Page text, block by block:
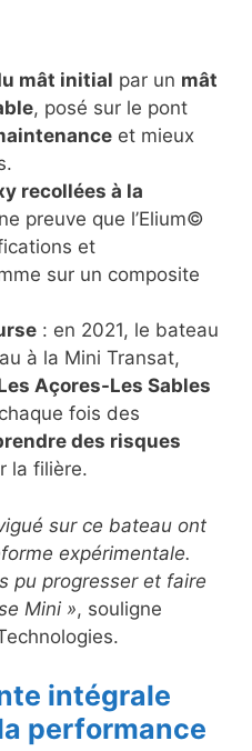
mât initial par un mât
, posé sur le pont
et mieux
recollées à la
preuve que l’Elium©
et
sur un composite
: en 2021, le bateau
à la Mini Transat,
Açores-Les Sables
fois des
des risques
la filière.
sur ce bateau ont
expérimentale.
pu progresser et faire
Mini », souligne
intégrale
performance